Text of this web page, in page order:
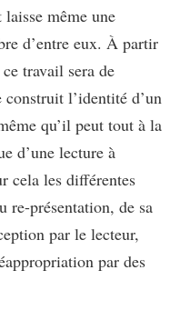
laisse même une
d’entre eux. À partir
travail sera de
l’identité d’un
qu’il peut tout à la
d’une lecture à
cela les différentes
re-présentation, de sa
par le lecteur,
par des